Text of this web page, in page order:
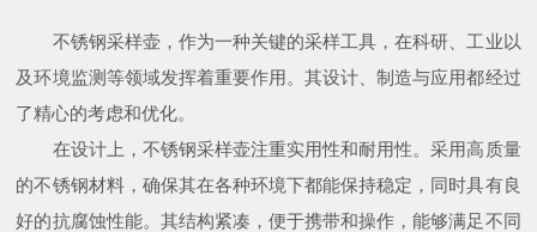
不锈钢采样壶，作为一种关键的采样工具，在科研、工业以
及环境监测等领域发挥着重要作用。其设计、制造与应用都经过
了精心的考虑和优化。
在设计上，不锈钢采样壶注重实用性和耐用性。采用高质量
的不锈钢材料，确保其在各种环境下都能保持稳定，同时具有良
好的抗腐蚀性能。其结构紧凑，便于携带和操作，能够满足不同